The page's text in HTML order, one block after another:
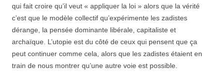
qui fait croire qu’il veut « appliquer la loi » alors que la vérité
c’est que le modèle collectif qu’expérimente les zadistes
dérange, la pensée dominante libérale, capitaliste et
archaïque. L’utopie est du côté de ceux qui pensent que ça
peut continuer comme cela, alors que les zadistes étaient en
train de nous montrer qu’une autre voie est possible.